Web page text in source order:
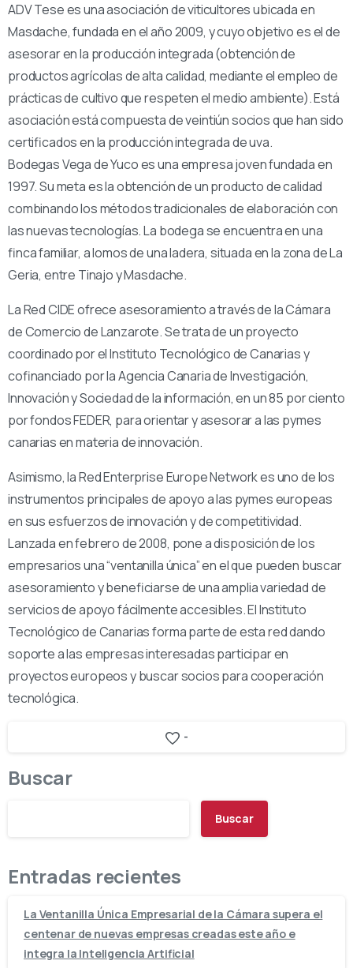
ADV Tese es una asociación de viticultores ubicada en
Masdache, fundada en el año 2009, y cuyo objetivo es el de
asesorar en la producción integrada (obtención de
productos agrícolas de alta calidad, mediante el empleo de
prácticas de cultivo que respeten el medio ambiente). Está
asociación está compuesta de veintiún socios que han sido
certificados en la producción integrada de uva.
Bodegas Vega de Yuco es una empresa joven fundada en
1997. Su meta es la obtención de un producto de calidad
combinando los métodos tradicionales de elaboración con
las nuevas tecnologías. La bodega se encuentra en una
finca familiar, a lomos de una ladera, situada en la zona de La
Geria, entre Tinajo y Masdache.
La Red CIDE ofrece asesoramiento a través de la Cámara
de Comercio de Lanzarote. Se trata de un proyecto
coordinado por el Instituto Tecnológico de Canarias y
cofinanciado por la Agencia Canaria de Investigación,
Innovación y Sociedad de la información, en un 85 por ciento
por fondos FEDER, para orientar y asesorar a las pymes
canarias en materia de innovación.
Asimismo, la Red Enterprise Europe Network es uno de los
instrumentos principales de apoyo a las pymes europeas
en sus esfuerzos de innovación y de competitividad.
Lanzada en febrero de 2008, pone a disposición de los
empresarios una “ventanilla única” en el que pueden buscar
asesoramiento y beneficiarse de una amplia variedad de
servicios de apoyo fácilmente accesibles. El Instituto
Tecnológico de Canarias forma parte de esta red dando
soporte a las empresas interesadas participar en
proyectos europeos y buscar socios para cooperación
tecnológica.
-
Buscar
Buscar
Entradas recientes
La Ventanilla Única Empresarial de la Cámara supera el
centenar de nuevas empresas creadas este año e
integra la Inteligencia Artificial